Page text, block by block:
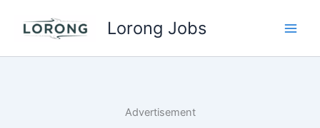
Lorong Jobs
Advertisement